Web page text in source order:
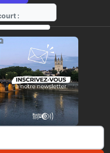
:
https://radio-g.fr?2416